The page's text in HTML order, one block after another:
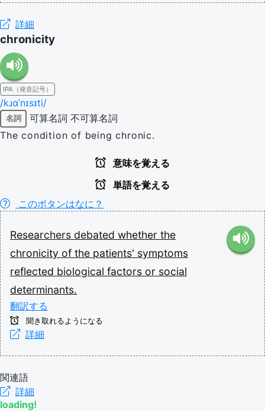
詳細
chronicity
IPA（発音記号）
/kɹɑˈnɪsɪti/
名詞 可算名詞 不可算名詞
The condition of being chronic.
意味を覚える
単語を覚える
このボタンはなに？
Researchers debated whether the
chronicity of the patients' symptoms
reflected biological factors or social
determinants.
翻訳する
聞き取れるようになる
詳細
関連語
詳細
loading!